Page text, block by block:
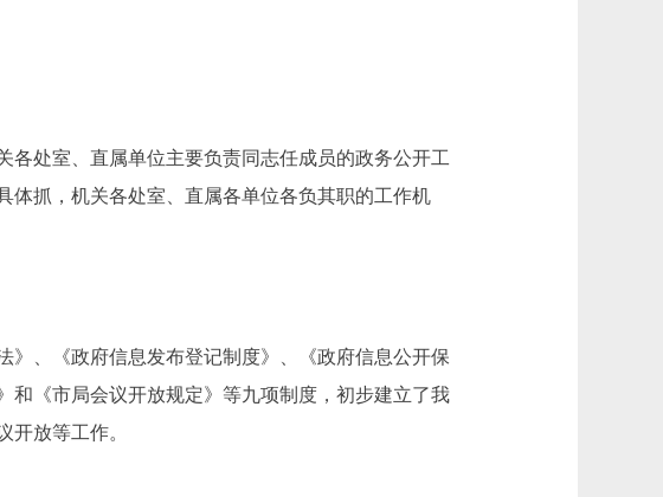
处室、直属单位主要负责同志任成员的政务公开工
体抓，机关各处室、直属各单位各负其职的工作机
、《政府信息发布登记制度》、《政府信息公开保
和《市局会议开放规定》等九项制度，初步建立了我
开放等工作。